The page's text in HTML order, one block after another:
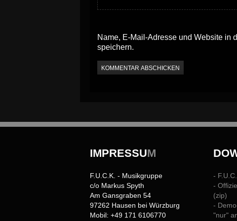
Name, E-Mail-Adresse und Website in
speichern.
IMPRESSUM
F.U.C.K. - Musikgruppe
c/o Markus Spyth
Am Gansgraben 54
97262 Hausen bei Würzburg
Mobil: +49 171 6106770
-
-
(zip)
-
"nur"